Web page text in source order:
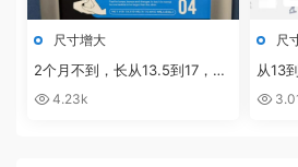
尺寸增大
2个月不到，长从13.5到17，粗
从11.5到13的反馈！
4.23k
尺
从13
好的